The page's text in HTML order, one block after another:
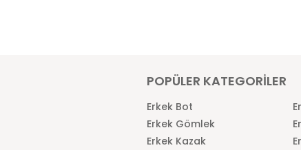
POPÜLER KATEGORİLER
Erkek Bot
Erkek Gömlek
Erkek Kazak